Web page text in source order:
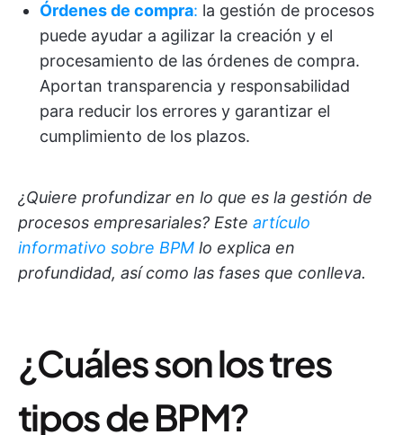
Órdenes de compra: la gestión de procesos
puede ayudar a agilizar la creación y el
procesamiento de las órdenes de compra.
Aportan transparencia y responsabilidad
para reducir los errores y garantizar el
cumplimiento de los plazos.
¿Quiere profundizar en lo que es la gestión de
procesos empresariales? Este artículo
informativo sobre BPM lo explica en
profundidad, así como las fases que conlleva.
¿Cuáles son los tres
tipos de BPM?